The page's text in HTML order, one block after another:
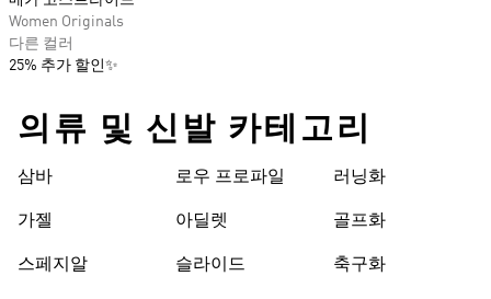
Women Originals
다른 컬러
25% 추가 할인✨
의류 및 신발 카테고리
삼바
가젤
스페지알
로우 프로파일
아딜렛
슬라이드
러닝화
골프화
축구화